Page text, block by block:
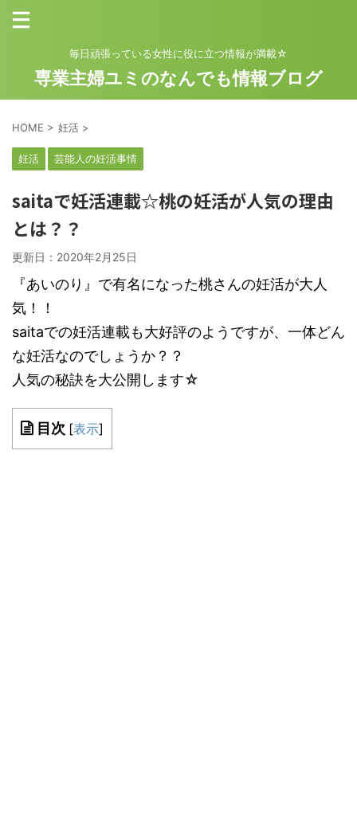
毎日頑張っている女性に役に立つ情報が満載☆
専業主婦ユミのなんでも情報ブログ
HOME > 妊活 >
妊活 芸能人の妊活事情
saitaで妊活連載☆桃の妊活が人気の理由
とは？？
更新日： 2020年2月25日
『あいのり』で有名になった桃さんの妊活が大人
気！！
saitaでの妊活連載も大好評のようですが、一体どん
な妊活なのでしょうか？？
人気の秘訣を大公開します☆
目次 [表示]